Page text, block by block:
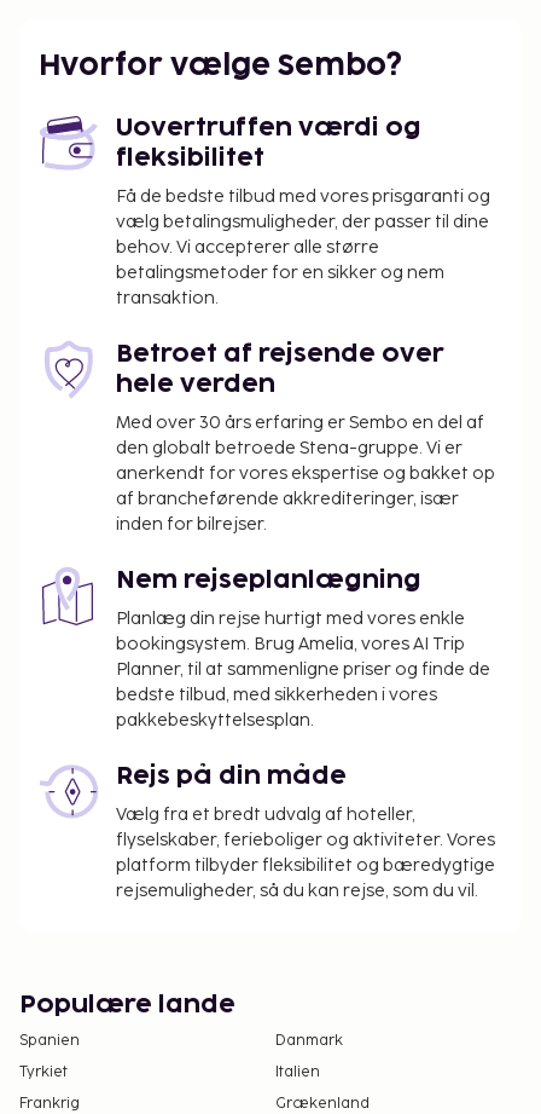
Pousada Manhã Dourada har du mulighed for at
nyde et måltid på restauranten. Hvis du har lyst til at
gratis reception, der afholdes dagligt. Slut dagen af
med en drink i baren/loungen or strandbaren. Gratis
morgenmadsbuffet serveres dagligt fra kl. 08.00 til
Forældre eller værger, der rejser med et barn
under 18 år, skal fremvise barnets fødselsattest
eller billed-ID (f.eks. pas) ved indtjekning. Ved
internationale rejser til Brasilien, hvor barnet
kun rejser med en forælder eller værge, skal
den pågældende forælder eller værge – ud
over barnets fødselsattest og billed-ID - også
fremvise et samtykke, der er bekræftet
notarielt og underskrevet af begge forældre. I
tilfælde af at den pågældende forælder eller
retslig bemyndigelse påkrævet. Personer, der
planlægger at rejse til Brasilien med børn, skal
kontakte det brasilianske konsulat forud for
rejsen for at få yderligere oplysninger.
Hvorfor vælge Sembo?
Uovertruffen værdi og
fleksibilitet
Få de bedste tilbud med vores prisgaranti og
vælg betalingsmuligheder, der passer til dine
behov. Vi accepterer alle større
betalingsmetoder for en sikker og nem
transaktion.
Betroet af rejsende over
hele verden
Med over 30 års erfaring er Sembo en del af
den globalt betroede Stena-gruppe. Vi er
anerkendt for vores ekspertise og bakket op
af brancheførende akkrediteringer, især
inden for bilrejser.
Nem rejseplanlægning
Planlæg din rejse hurtigt med vores enkle
bookingsystem. Brug Amelia, vores AI Trip
Planner, til at sammenligne priser og finde de
bedste tilbud, med sikkerheden i vores
pakkebeskyttelsesplan.
Rejs på din måde
Vælg fra et bredt udvalg af hoteller,
flyselskaber, ferieboliger og aktiviteter. Vores
platform tilbyder fleksibilitet og bæredygtige
rejsemuligheder, så du kan rejse, som du vil.
Populære lande
Spanien
Danmark
Tyrkiet
Italien
Frankrig
Grækenland